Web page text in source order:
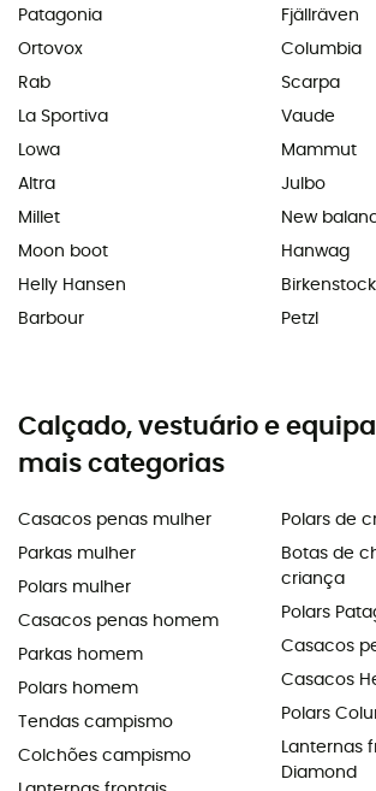
Patagonia
Ortovox
Rab
La Sportiva
Lowa
Altra
Millet
Moon boot
Helly Hansen
Barbour
Fjällräven
Columbia
Scarpa
Vaude
Mammut
Julbo
New
Hanwag
Birkenstock
Petzl
Calçado, vestuário e
mais categorias
Casacos penas mulher
Parkas mulher
Polars mulher
Casacos penas homem
Parkas homem
Polars homem
Tendas campismo
Colchões campismo
Polars de
Botas de
criança
Polars
Casacos
Casacos
Polars
Lanternas
Diamond